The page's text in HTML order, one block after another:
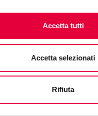
Accetta tutti
Accetta selezionati
Rifiuta